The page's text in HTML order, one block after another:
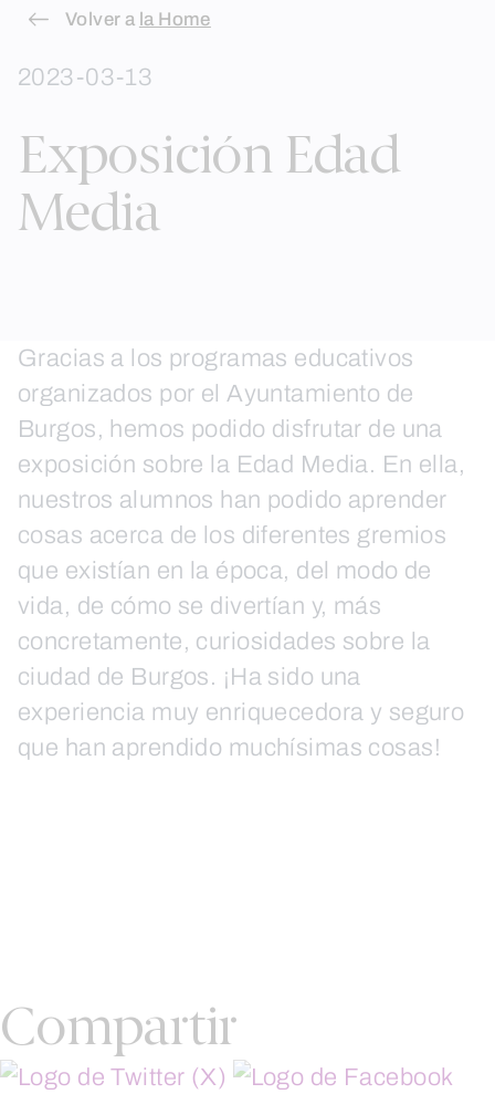
Skip
content
Volver a la Home
2023-03-13
Exposición Edad
Media
Gracias a los programas educativos
organizados por el Ayuntamiento de
Burgos, hemos podido disfrutar de una
exposición sobre la Edad Media. En ella,
nuestros alumnos han podido aprender
cosas acerca de los diferentes gremios
que existían en la época, del modo de
vida, de cómo se divertían y, más
concretamente, curiosidades sobre la
ciudad de Burgos. ¡Ha sido una
experiencia muy enriquecedora y seguro
que han aprendido muchísimas cosas!
Compartir